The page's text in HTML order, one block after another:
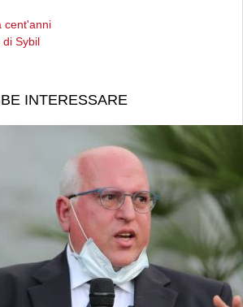
cent'anni
di Sybil
INTERESSARE